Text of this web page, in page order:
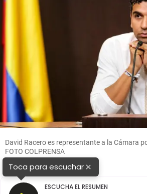
David Racero es representante a la Cámara
FOTO COLPRENSA
Toca para escuchar×
ESCUCHA EL RESUMEN